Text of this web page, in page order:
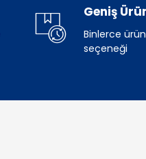
Geniş
Binlerce
seçeneği